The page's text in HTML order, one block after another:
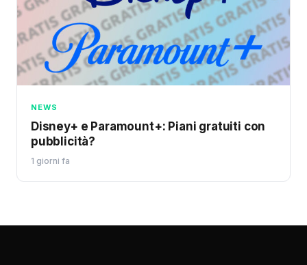
NEWS
Disney+ e Paramount+: Piani gratuiti con
pubblicità?
1 giorni fa